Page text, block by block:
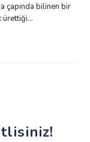
çapında bilinen bir
ürettiği...